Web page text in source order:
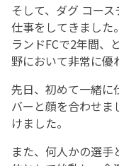
そして、ダグ コー
仕事をしてきました
ランドFCで2年間、
野において非常に優
先日、初めて一緒に
バーと顔を合わせま
けました。
また、何人かの選